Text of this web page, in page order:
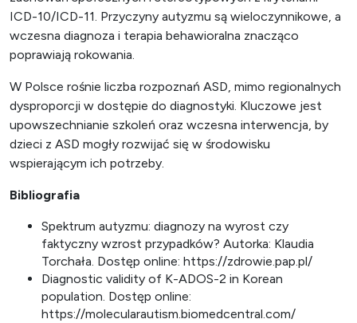
ICD-10/ICD-11. Przyczyny autyzmu są wieloczynnikowe, a
wczesna diagnoza i terapia behawioralna znacząco
poprawiają rokowania.
W Polsce rośnie liczba rozpoznań ASD, mimo regionalnych
dysproporcji w dostępie do diagnostyki. Kluczowe jest
upowszechnianie szkoleń oraz wczesna interwencja, by
dzieci z ASD mogły rozwijać się w środowisku
wspierającym ich potrzeby.
Bibliografia
Spektrum autyzmu: diagnozy na wyrost czy
faktyczny wzrost przypadków? Autorka: Klaudia
Torchała. Dostęp online: https://zdrowie.pap.pl/
Diagnostic validity of K-ADOS-2 in Korean
population. Dostęp online:
https://molecularautism.biomedcentral.com/